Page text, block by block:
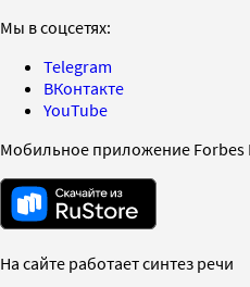
Мы в соцсетях:
Telegram
ВКонтакте
YouTube
Мобильное приложение Forbes
На сайте работает синтез речи